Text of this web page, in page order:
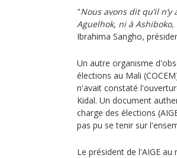
"Nous avons dit qu’il
Aguelhok, ni à Ashiboko,
Ibrahima Sangho,
Un autre organisme
élections au Mali
n'avait constaté
Kidal. Un document
charge des élections
pas pu se tenir sur
Le président de l'AIGE